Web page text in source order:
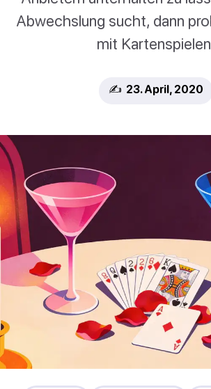
Abwechslung sucht, dann
mit
✍️ 23. April, 2020